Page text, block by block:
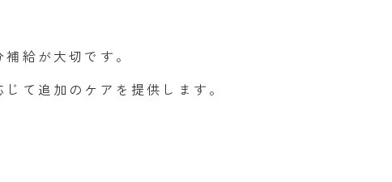
給が大切です。
て追加のケアを提供します。